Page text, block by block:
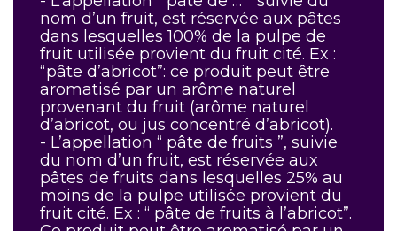
nom d’un fruit, est réservée aux pâtes
dans lesquelles 100% de la pulpe de
fruit utilisée provient du fruit cité. Ex :
“pâte d’abricot”: ce produit peut être
aromatisé par un arôme naturel
provenant du fruit (arôme naturel
d’abricot, ou jus concentré d’abricot).
- L’appellation “ pâte de fruits ”, suivie
du nom d’un fruit, est réservée aux
pâtes de fruits dans lesquelles 25% au
moins de la pulpe utilisée provient du
fruit cité. Ex : “ pâte de fruits à l’abricot”.